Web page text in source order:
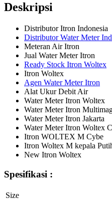
Deskripsi
Distributor Itron Indonesia
Distributor Water Meter
Meteran Air Itron
Jual Water Meter Itron
Ready Stock Itron Woltex
Itron Woltex
Agen Water Meter Itron
Alat Ukur Debit Air
Water Meter Itron Woltex
Water Meter Itron
Water Meter Itron Jakarta
Water Meter Itron Woltex
Itron WOLTEX M Cybe
Itron Woltex M kepala
New Itron Woltex
Spesifikasi :
Size